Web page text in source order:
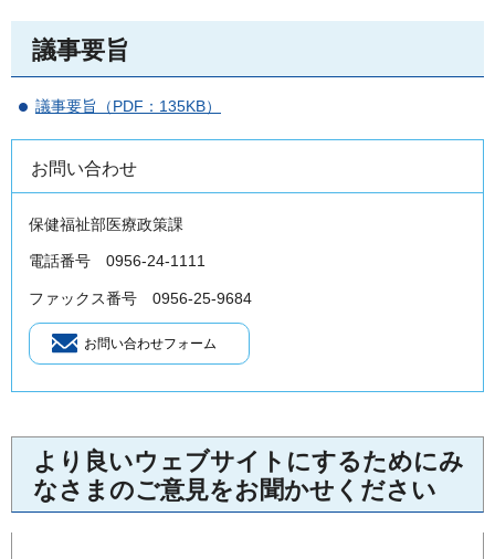
議事要旨
議事要旨（PDF：135KB）
お問い合わせ
保健福祉部医療政策課
電話番号 0956-24-1111
ファックス番号 0956-25-9684
より良いウェブサイトにするためにみ
なさまのご意見をお聞かせください